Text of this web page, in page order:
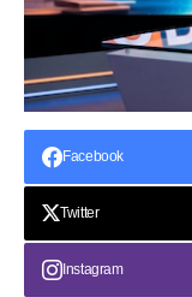
Facebook
Twitter
Instagram